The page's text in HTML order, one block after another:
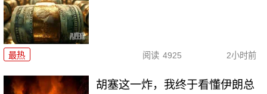
最热 阅读 4925 2小时前
胡塞这一炸，我终于看懂伊朗总